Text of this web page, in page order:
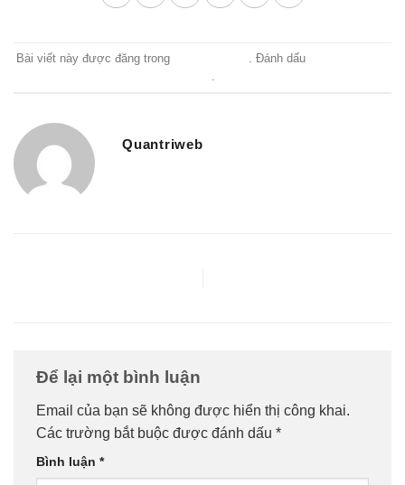
Bài viết này được đăng trong . Đánh dấu
Quantriweb
Để lại một bình luận
Email của bạn sẽ không được hiển thị công khai.
Các trường bắt buộc được đánh dấu *
Bình luận *